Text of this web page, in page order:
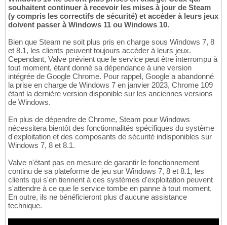
souhaitent continuer à recevoir les mises à jour de Steam
(y compris les correctifs de sécurité) et accéder à leurs jeux
doivent passer à Windows 11 ou Windows 10.
Bien que Steam ne soit plus pris en charge sous Windows 7, 8
et 8.1, les clients peuvent toujours accéder à leurs jeux.
Cependant, Valve prévient que le service peut être interrompu à
tout moment, étant donné sa dépendance à une version
intégrée de Google Chrome. Pour rappel, Google a abandonné
la prise en charge de Windows 7 en janvier 2023, Chrome 109
étant la dernière version disponible sur les anciennes versions
de Windows.
En plus de dépendre de Chrome, Steam pour Windows
nécessitera bientôt des fonctionnalités spécifiques du système
d'exploitation et des composants de sécurité indisponibles sur
Windows 7, 8 et 8.1.
Valve n'étant pas en mesure de garantir le fonctionnement
continu de sa plateforme de jeu sur Windows 7, 8 et 8.1, les
clients qui s'en tiennent à ces systèmes d'exploitation peuvent
s'attendre à ce que le service tombe en panne à tout moment.
En outre, ils ne bénéficieront plus d'aucune assistance
technique.